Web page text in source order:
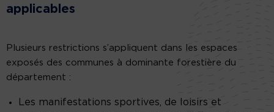
applicables
Plusieurs restrictions s’appliquent dans les espaces
exposés des communes à dominante forestière du
département :
Les manifestations sportives, de loisirs et